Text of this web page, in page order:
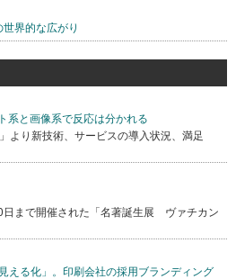
界的な広がり
系と画像系で反応は分かれる
より新技術、サービスの導入状況、満足
まで開催された「名著誕生展 ヴァチカン
える化」。印刷会社の採用ブランディング